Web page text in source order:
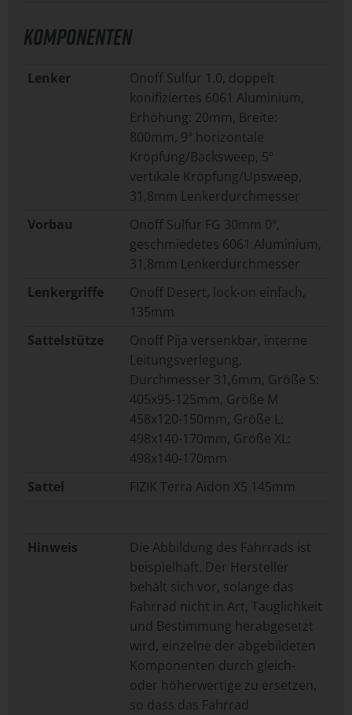
KOMPONENTEN
Lenker
Onoff Sulfur 1.0, doppelt
konifiziertes 6061 Aluminium,
Erhöhung: 20mm, Breite:
800mm, 9º horizontale
Kröpfung/Backsweep, 5º
vertikale Kröpfung/Upsweep,
31,8mm Lenkerdurchmesser
Vorbau
Onoff Sulfur FG 30mm 0º,
geschmiedetes 6061 Aluminium,
31,8mm Lenkerdurchmesser
Lenkergriffe
Onoff Desert, lock-on einfach,
135mm
Sattelstütze
Onoff Pija versenkbar, interne
Leitungsverlegung,
Durchmesser 31,6mm, Größe S:
405x95-125mm, Größe M
458x120-150mm, Größe L:
498x140-170mm, Größe XL:
498x140-170mm
Sattel
FIZIK Terra Aidon X5 145mm
Hinweis
Die Abbildung des Fahrrads ist
beispielhaft. Der Hersteller
behält sich vor, solange das
Fahrrad nicht in Art, Tauglichkeit
und Bestimmung herabgesetzt
wird, einzelne der abgebildeten
Komponenten durch gleich-
oder höherwertige zu ersetzen,
so dass das Fahrrad